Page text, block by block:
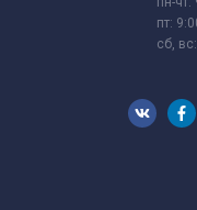
пт:
сб,